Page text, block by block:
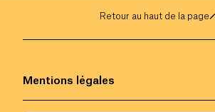
Retour au haut de la page
Mentions légales